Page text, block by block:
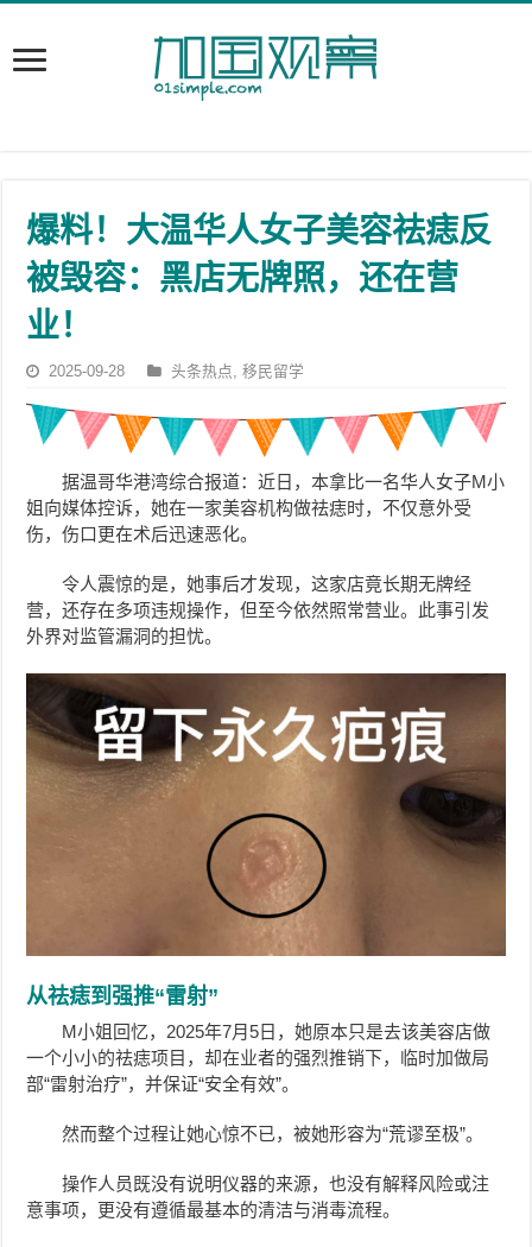
爆料！大温华人女子美容祛痣反
被毁容：黑店无牌照，还在营
业！
2025-09-28 头条热点,移民留学
据温哥华港湾综合报道：近日，本拿比一名华人女子M小
姐向媒体控诉，她在一家美容机构做祛痣时，不仅意外受
伤，伤口更在术后迅速恶化。
令人震惊的是，她事后才发现，这家店竟长期无牌经
营，还存在多项违规操作，但至今依然照常营业。此事引发
外界对监管漏洞的担忧。
从祛痣到强推“雷射”
M小姐回忆，2025年7月5日，她原本只是去该美容店做
一个小小的祛痣项目，却在业者的强烈推销下，临时加做局
部“雷射治疗”，并保证“安全有效”。
然而整个过程让她心惊不已，被她形容为“荒谬至极”。
操作人员既没有说明仪器的来源，也没有解释风险或注
意事项，更没有遵循最基本的清洁与消毒流程。